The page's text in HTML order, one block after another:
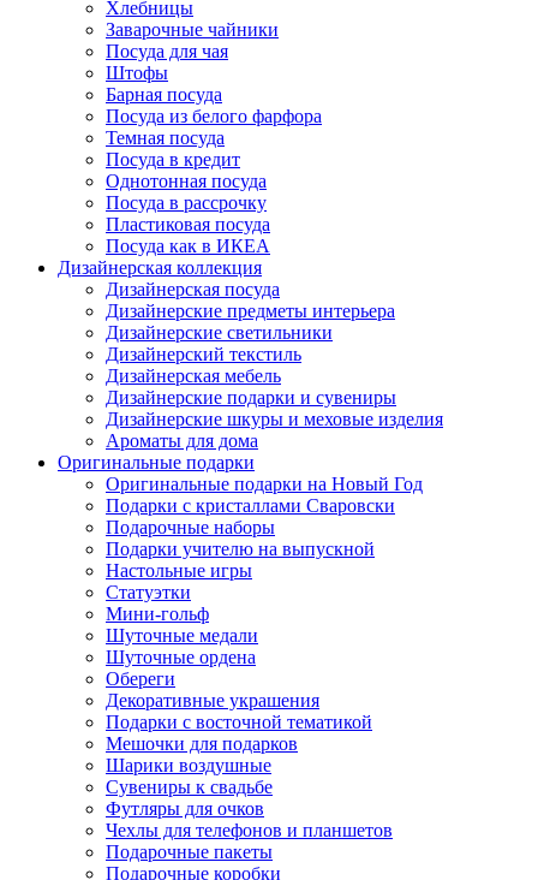
Хлебницы
Заварочные чайники
Посуда для чая
Штофы
Барная посуда
Посуда из белого фарфора
Темная посуда
Посуда в кредит
Однотонная посуда
Посуда в рассрочку
Пластиковая посуда
Посуда как в ИКЕА
Дизайнерская коллекция
Дизайнерская посуда
Дизайнерские предметы интерьера
Дизайнерские светильники
Дизайнерский текстиль
Дизайнерская мебель
Дизайнерские подарки и сувениры
Дизайнерские шкуры и меховые изделия
Ароматы для дома
Оригинальные подарки
Оригинальные подарки на Новый Год
Подарки с кристаллами Сваровски
Подарочные наборы
Подарки учителю на выпускной
Настольные игры
Статуэтки
Мини-гольф
Шуточные медали
Шуточные ордена
Обереги
Декоративные украшения
Подарки с восточной тематикой
Мешочки для подарков
Шарики воздушные
Сувениры к свадьбе
Футляры для очков
Чехлы для телефонов и планшетов
Подарочные пакеты
Подарочные коробки